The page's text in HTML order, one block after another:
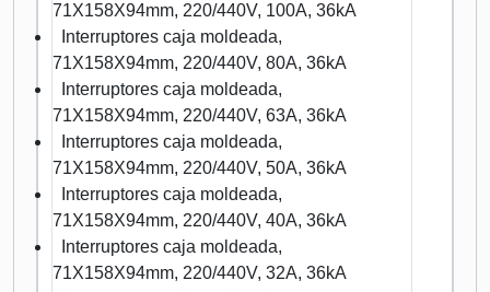
71X158X94mm, 220/440V, 100A, 36kA
Interruptores caja moldeada,
71X158X94mm, 220/440V, 80A, 36kA
Interruptores caja moldeada,
71X158X94mm, 220/440V, 63A, 36kA
Interruptores caja moldeada,
71X158X94mm, 220/440V, 50A, 36kA
Interruptores caja moldeada,
71X158X94mm, 220/440V, 40A, 36kA
Interruptores caja moldeada,
71X158X94mm, 220/440V, 32A, 36kA